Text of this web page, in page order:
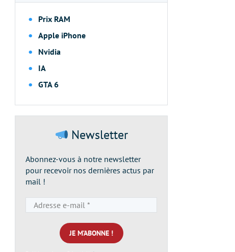
Prix RAM
Apple iPhone
Nvidia
IA
GTA 6
Newsletter
Abonnez-vous à notre newsletter
pour recevoir nos dernières actus par
mail !
e-
mail
*